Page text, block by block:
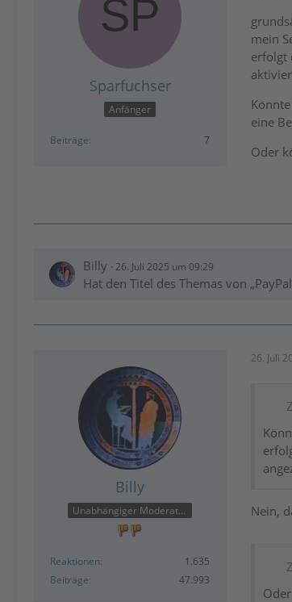
Sparfuchser
Anfänger
Beiträge 7
mein
erfolgt
eine
Oder
Billy 26. Juli 2025 um 09:29
Hat den Titel des Themas von
Billy
Unabhängiger Moderator
Reaktionen
1.635
Beiträge
47.993
26. Juli
Nein,